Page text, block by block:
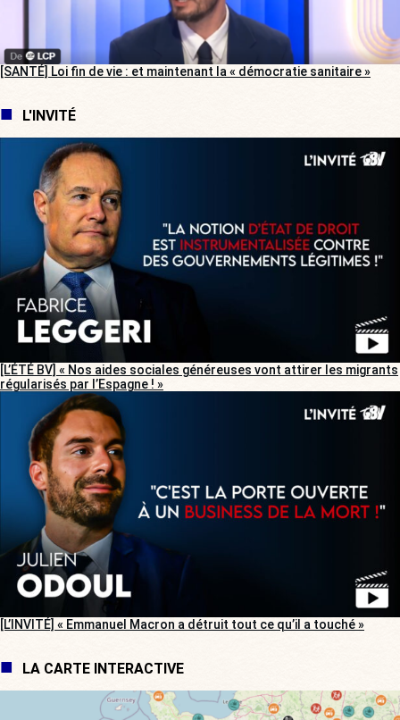
[SANTÉ] Loi fin de vie : et maintenant la « démocratie sanitaire »
L'INVITÉ
[L’ÉTÉ BV] « Nos aides sociales généreuses vont attirer les migrants
régularisés par l’Espagne ! »
[L’INVITÉ] « Emmanuel Macron a détruit tout ce qu’il a touché »
LA CARTE INTERACTIVE